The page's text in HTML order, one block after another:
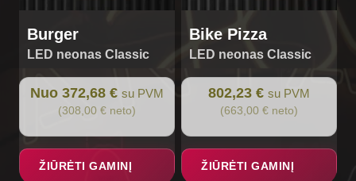
Burger
LED neonas Classic
Nuo 372,68 € su PVM
(308,00 € neto)
ŽIŪRĖTI GAMINĮ
product
page
Bike Pizza
LED neonas Classic
802,23 € su PVM
(663,00 € neto)
ŽIŪRĖTI GAMINĮ